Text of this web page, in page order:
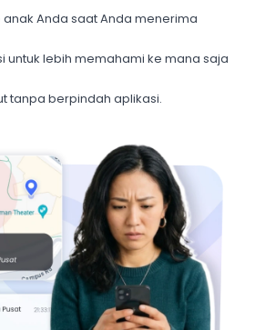
Anda saat Anda menerima
untuk lebih memahami ke mana saja
tanpa berpindah aplikasi.